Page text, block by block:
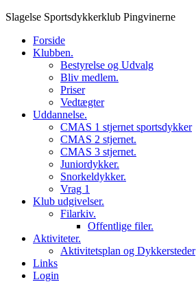
Skip
content
Slagelse Sportsdykkerklub Pingvinerne
Forside
Klubben.
Bestyrelse og Udvalg
Bliv medlem.
Priser
Vedtægter
Uddannelse.
CMAS 1 stjernet sportsdykker
CMAS 2 stjernet.
CMAS 3 stjernet.
Juniordykker.
Snorkeldykker.
Vrag 1
Klub udgivelser.
Filarkiv.
Offentlige filer.
Aktiviteter.
Aktivitetsplan og Dykkersteder
Links
Login